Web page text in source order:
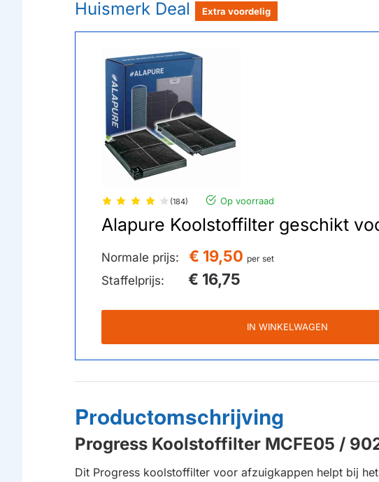
Huismerk Deal Extra voordelig
(184) Op voorraad
Alapure Koolstoffilter geschikt
Normale prijs: € 19,50 per set
Staffelprijs: € 16,75
IN WINKELWAGEN
Productomschrijving
Progress Koolstoffilter MCFE05 /
Dit Progress koolstoffilter voor afzuigkappen helpt bij